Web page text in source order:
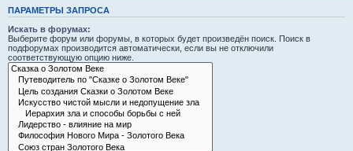
ПАРАМЕТРЫ ЗАПРОСА
Искать в форумах:
Выберите форум или форумы, в которых будет произведён поиск. Поиск в
подфорумах производится автоматически, если вы не отключили
соответствующую опцию ниже.